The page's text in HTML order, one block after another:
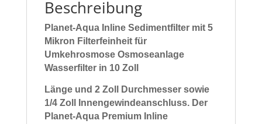
Beschreibung
Planet-Aqua Inline Sedimentfilter mit 5
Mikron Filterfeinheit für
Umkehrosmose Osmoseanlage
Wasserfilter in 10 Zoll
Länge und 2 Zoll Durchmesser sowie
1/4 Zoll Innengewindeanschluss. Der
Planet-Aqua Premium Inline